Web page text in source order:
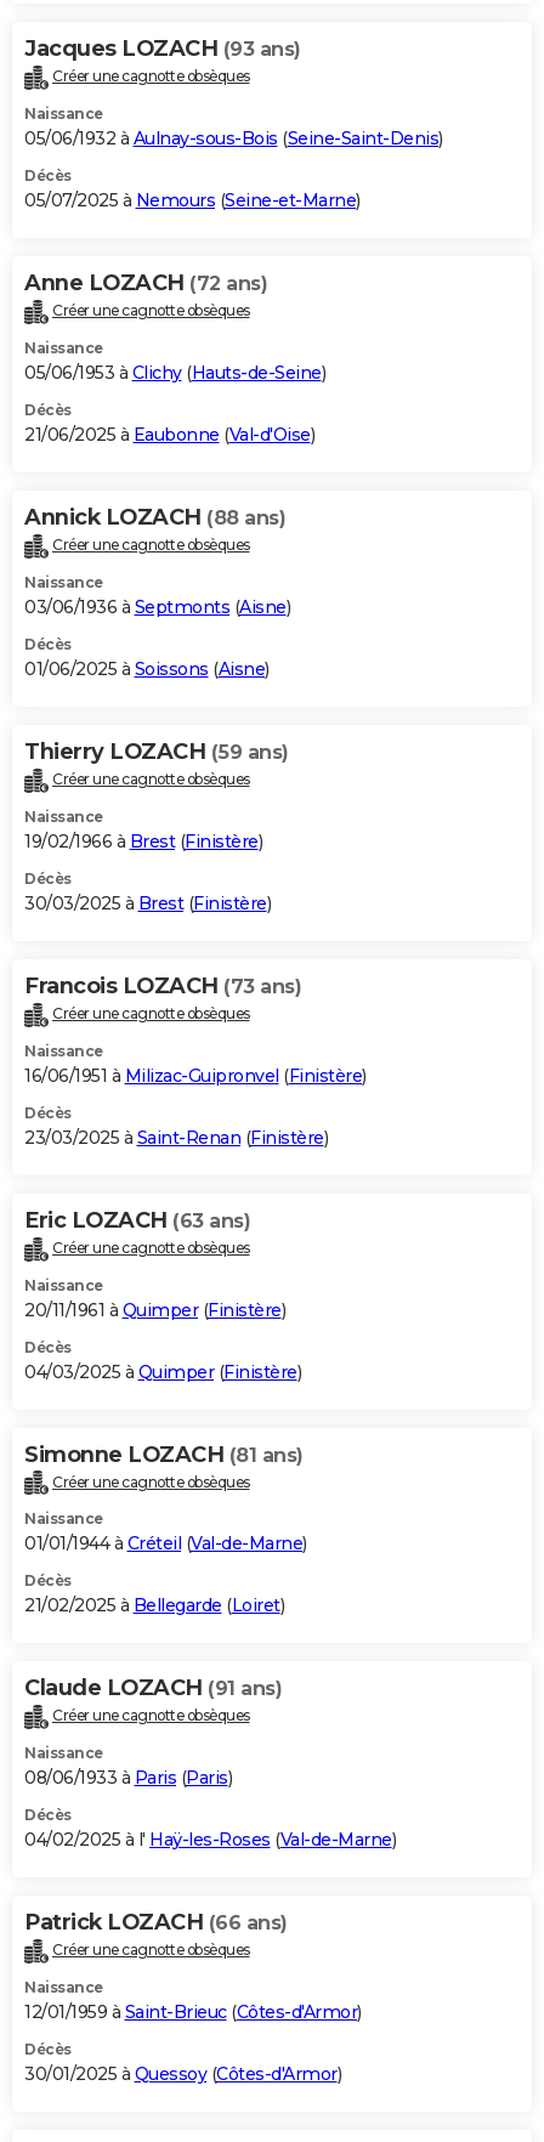
Jacques LOZACH (93 ans)
Créer une cagnotte obsèques
Naissance
05/06/1932 à Aulnay-sous-Bois (Seine-Saint-Denis)
Décès
05/07/2025 à Nemours (Seine-et-Marne)
Anne LOZACH (72 ans)
Créer une cagnotte obsèques
Naissance
05/06/1953 à Clichy(Hauts-de-Seine)
Décès
21/06/2025 à Eaubonne (Val-d'Oise)
Annick LOZACH (88 ans)
Créer une cagnotte obsèques
Naissance
03/06/1936 à Septmonts (Aisne)
Décès
01/06/2025 à Soissons (Aisne)
Thierry LOZACH (59 ans)
Créer une cagnotte obsèques
Naissance
19/02/1966 à Brest(Finistère)
Décès
30/03/2025 à Brest(Finistère)
Francois LOZACH (73 ans)
Créer une cagnotte obsèques
Naissance
16/06/1951 à Milizac-Guipronvel (Finistère)
Décès
23/03/2025 à Saint-Renan (Finistère)
Eric LOZACH (63 ans)
Créer une cagnotte obsèques
Naissance
20/11/1961 à Quimper(Finistère)
Décès
04/03/2025 à Quimper(Finistère)
Simonne LOZACH (81 ans)
Créer une cagnotte obsèques
Naissance
01/01/1944 à Créteil (Val-de-Marne)
Décès
21/02/2025 à Bellegarde (Loiret)
Claude LOZACH (91 ans)
Créer une cagnotte obsèques
Naissance
08/06/1933 à Paris (Paris)
Décès
04/02/2025 à l' Haÿ-les-Roses (Val-de-Marne)
Patrick LOZACH (66 ans)
Créer une cagnotte obsèques
Naissance
12/01/1959 à Saint-Brieuc(Côtes-d'Armor)
Décès
30/01/2025 à Quessoy(Côtes-d'Armor)